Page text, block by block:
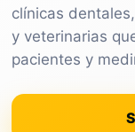
clínicas
y veterinarias
pacientes y